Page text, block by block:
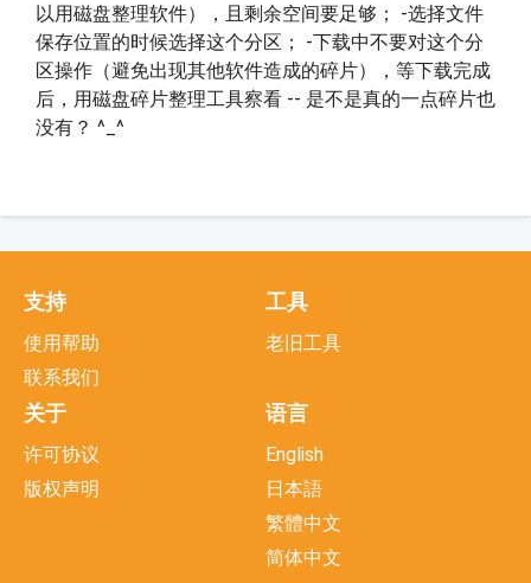
以用磁盘整理软件），且剩余空间要足够； -选择文件
保存位置的时候选择这个分区； -下载中不要对这个分
区操作（避免出现其他软件造成的碎片），等下载完成
后，用磁盘碎片整理工具察看 -- 是不是真的一点碎片也
没有？ ^_^
支持
使用帮助
联系我们
工具
老旧工具
关于
许可协议
版权声明
语言
English
日本語
繁體中文
简体中文